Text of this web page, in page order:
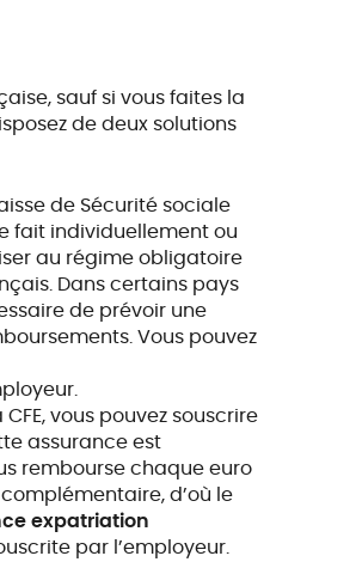
sauf si vous faites la
de deux solutions
de Sécurité sociale
fait individuellement ou
au régime obligatoire
Dans certains pays
de prévoir une
Vous pouvez
vous pouvez souscrire
assurance est
rembourse chaque euro
d’où le
expatriation
par l’employeur.